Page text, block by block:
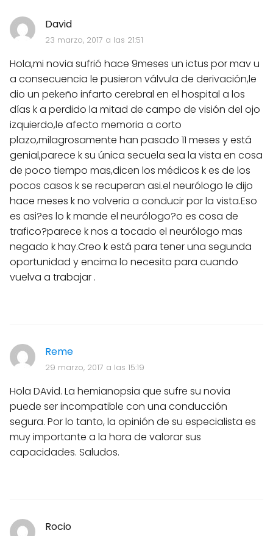
David
23 marzo, 2017 a las 21:51
Hola,mi novia sufrió hace 9meses un ictus por mav u
a consecuencia le pusieron válvula de derivación,le
dio un pekeño infarto cerebral en el hospital a los
días k a perdido la mitad de campo de visión del ojo
izquierdo,le afecto memoria a corto
plazo,milagrosamente han pasado 11 meses y está
genial,parece k su única secuela sea la vista en cosa
de poco tiempo mas,dicen los médicos k es de los
pocos casos k se recuperan asi.el neurólogo le dijo
hace meses k no volveria a conducir por la vista.Eso
es asi?es lo k mande el neurólogo?o es cosa de
trafico?parece k nos a tocado el neurólogo mas
negado k hay.Creo k está para tener una segunda
oportunidad y encima lo necesita para cuando
vuelva a trabajar .
Reme
29 marzo, 2017 a las 15:19
Hola DAvid. La hemianopsia que sufre su novia
puede ser incompatible con una conducción
segura. Por lo tanto, la opinión de su especialista es
muy importante a la hora de valorar sus
capacidades. Saludos.
Rocio